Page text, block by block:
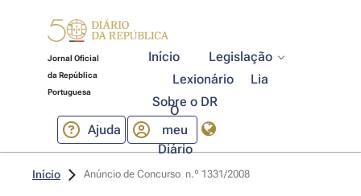
Jornal Oficial
da República
Portuguesa
Início
Legislação
Lexionário
Lia
Sobre o DR
Ajuda
O
meu
Diário
Início Anúncio de Concurso  n.º 1331/2008